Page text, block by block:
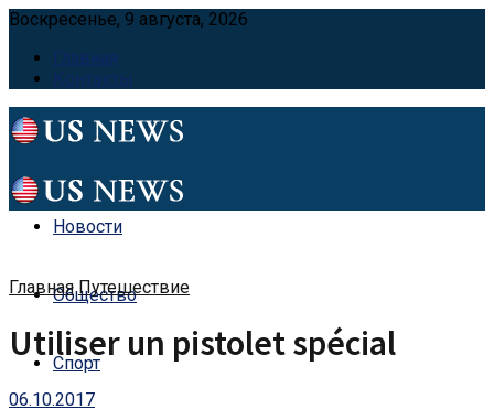
Воскресенье, 9 августа, 2026
Главная
Контакты
Новости
Общество
Спорт
Главная Путешествие
Utiliser un pistolet spécial
06.10.2017